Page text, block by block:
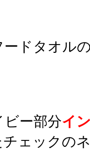
ドタオル
ー部分イ
チェックの